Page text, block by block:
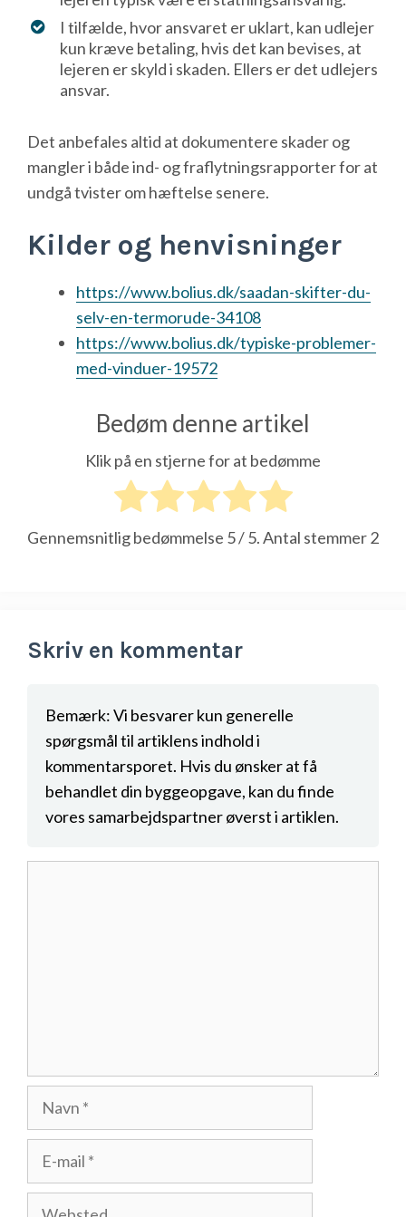
I tilfælde, hvor ansvaret er uklart, kan udlejer
kun kræve betaling, hvis det kan bevises, at
lejeren er skyld i skaden. Ellers er det udlejers
ansvar.
Det anbefales altid at dokumentere skader og
mangler i både ind- og fraflytningsrapporter for at
undgå tvister om hæftelse senere.
Kilder og henvisninger
https://www.bolius.dk/saadan-skifter-du-
selv-en-termorude-34108
https://www.bolius.dk/typiske-problemer-
med-vinduer-19572
Bedøm denne artikel
Klik på en stjerne for at bedømme
Gennemsnitlig bedømmelse 5/ 5. Antal stemmer2
Skriv en kommentar
Bemærk: Vi besvarer kun generelle
spørgsmål til artiklens indhold i
kommentarsporet. Hvis du ønsker at få
behandlet din byggeopgave, kan du finde
vores samarbejdspartner øverst i artiklen.
Navn
Websted